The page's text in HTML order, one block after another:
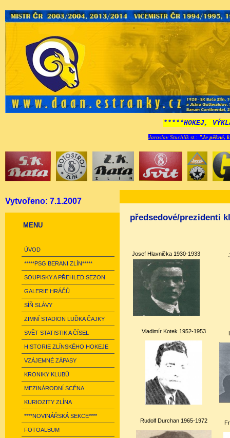
*****HOKEJ,
Jaroslav Stuchlík st.: "Je pěkné,
Vytvořeno: 7.1.2007
MENU
ÚVOD
*****PSG BERANI ZLÍN*****
SOUPISKY A PŘEHLED SEZON
GALERIE HRÁČŮ
SÍŇ SLÁVY
ZIMNÍ STADION LUĎKA ČAJKY
SVĚT STATISTIK A ČÍSEL
HISTORIE ZLÍNSKÉHO HOKEJE
VZÁJEMNÉ ZÁPASY
KRONIKY KLUBŮ
MEZINÁRODNÍ SCÉNA
KURIOZITY ZLÍNA
****NOVINÁŘSKÁ SEKCE****
FOTOALBUM
předsedové/prezidenti
Josef Hlavnička 1930-1933
Vladimír Kotek 1952-1953
Rudolf Durchan 1965-1972